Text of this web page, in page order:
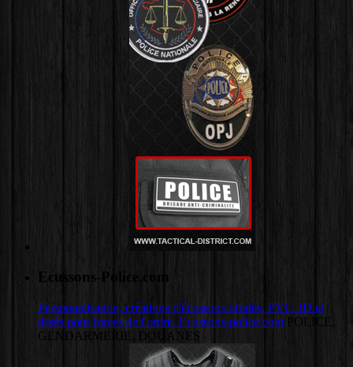
Ecussons-Police.com
Personnalisation, créations d'écussons brodés, PVC 3D et
tissés pour forces de l'ordre. Ecussons-police.com POLICE,
GENDARMERIE, DOUANES